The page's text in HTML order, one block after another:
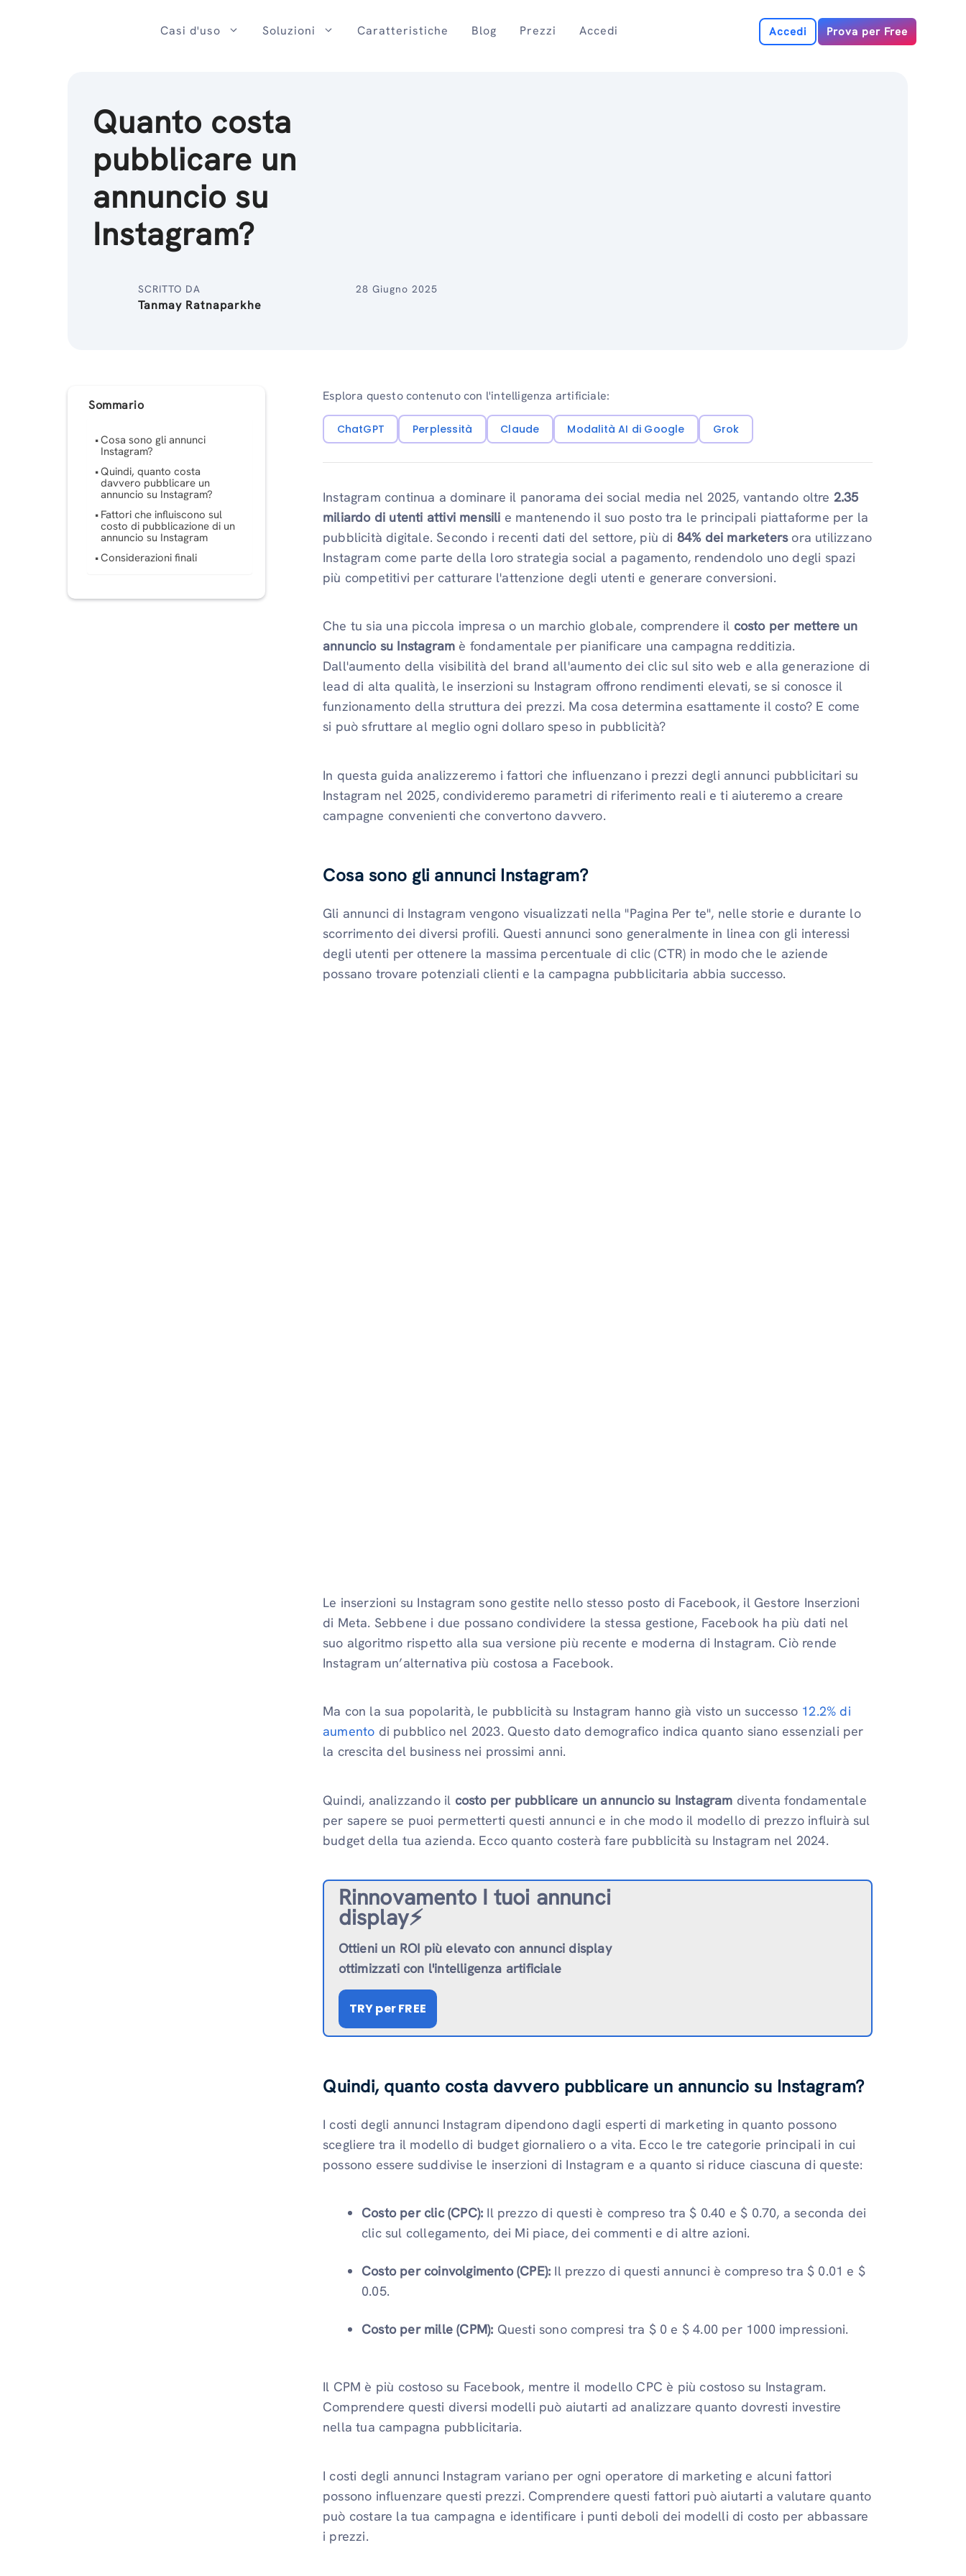
Casi d'uso Soluzioni Caratteristiche Blog Prezzi Accedi Accedi Prova per Free
Quanto costa
pubblicare un
annuncio su
Instagram?
SCRITTO DA
Tanmay Ratnaparkhe
28 Giugno 2025
Sommario
Cosa sono gli annunci
Instagram?
Quindi, quanto costa
davvero pubblicare un
annuncio su Instagram?
Fattori che influiscono sul
costo di pubblicazione di un
annuncio su Instagram
Considerazioni finali
Esplora questo contenuto con l'intelligenza artificiale:
ChatGPT Perplessità Claude Modalità AI di Google Grok
Instagram continua a dominare il panorama dei social media nel 2025, vantando oltre 2.35
miliardo di utenti attivi mensili e mantenendo il suo posto tra le principali piattaforme per la
pubblicità digitale. Secondo i recenti dati del settore, più di 84% dei marketersora utilizzano
Instagram come parte della loro strategia social a pagamento, rendendolo uno degli spazi
più competitivi per catturare l'attenzione degli utenti e generare conversioni.
Che tu sia una piccola impresa o un marchio globale, comprendere il costo per mettere un
annuncio su Instagram è fondamentale per pianificare una campagna redditizia.
Dall'aumento della visibilità del brand all'aumento dei clic sul sito web e alla generazione di
lead di alta qualità, le inserzioni su Instagram offrono rendimenti elevati, se si conosce il
funzionamento della struttura dei prezzi. Ma cosa determina esattamente il costo? E come
si può sfruttare al meglio ogni dollaro speso in pubblicità?
In questa guida analizzeremo i fattori che influenzano i prezzi degli annunci pubblicitari su
Instagram nel 2025, condivideremo parametri di riferimento reali e ti aiuteremo a creare
campagne convenienti che convertono davvero.
Cosa sono gli annunci Instagram?
Gli annunci di Instagram vengono visualizzati nella "Pagina Per te", nelle storie e durante lo
scorrimento dei diversi profili. Questi annunci sono generalmente in linea con gli interessi
degli utenti per ottenere la massima percentuale di clic (CTR) in modo che le aziende
possano trovare potenziali clienti e la campagna pubblicitaria abbia successo.
Le inserzioni su Instagram sono gestite nello stesso posto di Facebook, il Gestore Inserzioni
di Meta. Sebbene i due possano condividere la stessa gestione, Facebook ha più dati nel
suo algoritmo rispetto alla sua versione più recente e moderna di Instagram. Ciò rende
Instagram un’alternativa più costosa a Facebook.
Ma con la sua popolarità, le pubblicità su Instagram hanno già visto un successo 12.2% di
aumento di pubblico nel 2023. Questo dato demografico indica quanto siano essenziali per
la crescita del business nei prossimi anni.
Quindi, analizzando il costo per pubblicare un annuncio su Instagram diventa fondamentale
per sapere se puoi permetterti questi annunci e in che modo il modello di prezzo influirà sul
budget della tua azienda. Ecco quanto costerà fare pubblicità su Instagram nel 2024.
Rinnovamento I tuoi annunci
display⚡️
Ottieni un ROI più elevato con annunci display
ottimizzati con l'intelligenza artificiale
TRYper FREE
Quindi, quanto costa davvero pubblicare un annuncio su Instagram?
I costi degli annunci Instagram dipendono dagli esperti di marketing in quanto possono
scegliere tra il modello di budget giornaliero o a vita. Ecco le tre categorie principali in cui
possono essere suddivise le inserzioni di Instagram e a quanto si riduce ciascuna di queste:
Costo per clic (CPC): Il prezzo di questi è compreso tra $ 0.40 e $ 0.70, a seconda dei
clic sul collegamento, dei Mi piace, dei commenti e di altre azioni.
Costo per coinvolgimento (CPE): Il prezzo di questi annunci è compreso tra $ 0.01 e $
0.05.
Costo per mille (CPM): Questi sono compresi tra $ 0 e $ 4.00 per 1000 impressioni.
Il CPM è più costoso su Facebook, mentre il modello CPC è più costoso su Instagram.
Comprendere questi diversi modelli può aiutarti ad analizzare quanto dovresti investire
nella tua campagna pubblicitaria.
I costi degli annunci Instagram variano per ogni operatore di marketing e alcuni fattori
possono influenzare questi prezzi. Comprendere questi fattori può aiutarti a valutare quanto
può costare la tua campagna e identificare i punti deboli dei modelli di costo per abbassare
i prezzi.